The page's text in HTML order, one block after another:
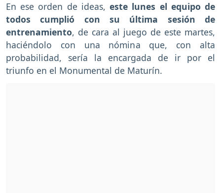
En ese orden de ideas,este lunes el equipo de
todos cumplió con su última sesión de
entrenamiento, de cara al juego de este martes,
haciéndolo con una nómina que, con alta
probabilidad, sería la encargada de ir por el
triunfo en el Monumental de Maturín.